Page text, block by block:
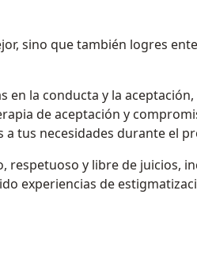
sino que también logres
en la conducta y la
de aceptación y
tus necesidades durante el
respetuoso y libre de juicios,
experiencias de